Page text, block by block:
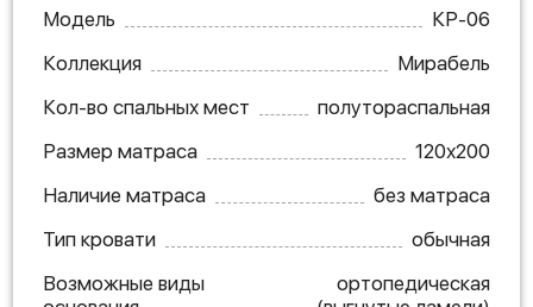
Модель
КР-06
Коллекция
Мирабель
Кол-во спальных мест
полутораспальная
Размер матраса
120х200
Наличие матраса
без матраса
Тип кровати
обычная
Возможные виды
ортопедическая